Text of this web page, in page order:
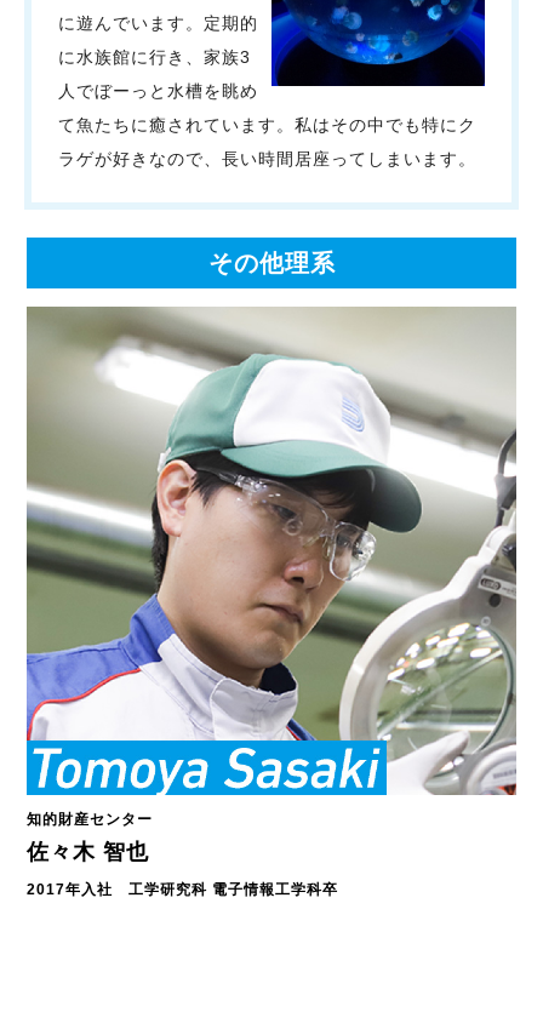
に遊んでいます。定期的
に水族館に行き、家族3
人でぼーっと水槽を眺め
て魚たちに癒されています。私はその中でも特にク
ラゲが好きなので、長い時間居座ってしまいます。
その他理系
知的財産センター
佐々木 智也
2017年入社 工学研究科 電子情報工学科卒